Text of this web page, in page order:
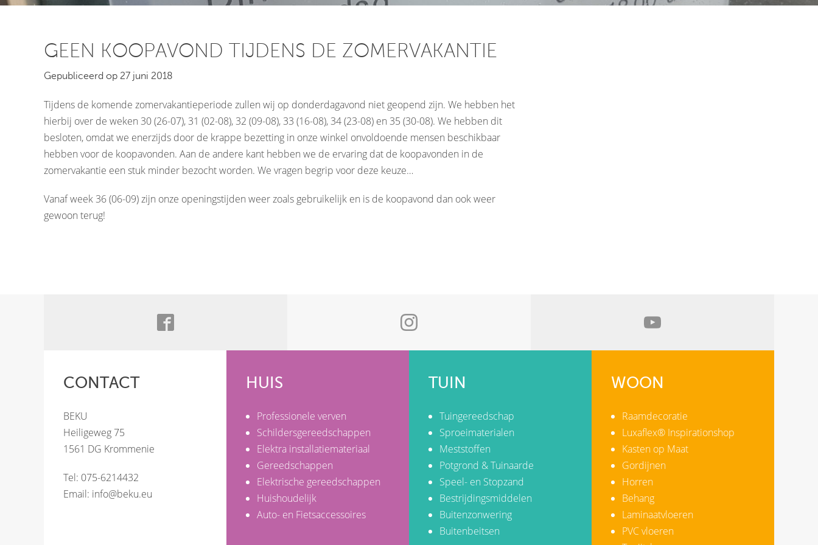
GEEN KOOPAVOND TIJDENS DE ZOMERVAKANTIE
Gepubliceerd op 27 juni 2018
Tijdens de komende zomervakantieperiode zullen wij op donderdagavond niet geopend zijn. We hebben het
hierbij over de weken 30 (26-07), 31 (02-08), 32 (09-08), 33 (16-08), 34 (23-08) en 35 (30-08). We hebben dit
besloten, omdat we enerzijds door de krappe bezetting in onze winkel onvoldoende mensen beschikbaar
hebben voor de koopavonden. Aan de andere kant hebben we de ervaring dat de koopavonden in de
zomervakantie een stuk minder bezocht worden. We vragen begrip voor deze keuze…
Vanaf week 36 (06-09) zijn onze openingstijden weer zoals gebruikelijk en is de koopavond dan ook weer
gewoon terug!
CONTACT
BEKU
Heiligeweg 75
1561 DG Krommenie
Tel: 075-6214432
Email: info@beku.eu
HUIS
Professionele verven
Schildersgereedschappen
Elektra installatiemateriaal
Gereedschappen
Elektrische gereedschappen
Huishoudelijk
Auto- en Fietsaccessoires
TUIN
Tuingereedschap
Sproeimaterialen
Meststoffen
Potgrond & Tuinaarde
Speel- en Stopzand
Bestrijdingsmiddelen
Buitenzonwering
Buitenbeitsen
WOON
Raamdecoratie
Luxaflex® Inspirationshop
Kasten op Maat
Gordijnen
Horren
Behang
Laminaatvloeren
PVC vloeren